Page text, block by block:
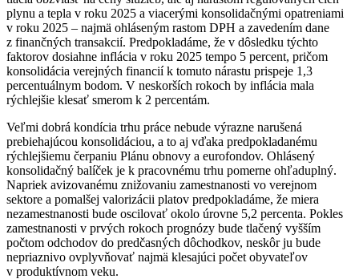
plynu a tepla v roku 2025 a viacerými konsolidačnými opatreniami
v roku 2025 – najmä ohláseným rastom DPH a zavedením dane
z finančných transakcií. Predpokladáme, že v dôsledku týchto
faktorov dosiahne inflácia v roku 2025 tempo 5 percent, pričom
konsolidácia verejných financií k tomuto nárastu prispeje 1,3
percentuálnym bodom. V neskorších rokoch by inflácia mala
rýchlejšie klesať smerom k 2 percentám.
Veľmi dobrá kondícia trhu práce nebude výrazne narušená
prebiehajúcou konsolidáciou, a to aj vďaka predpokladanému
rýchlejšiemu čerpaniu Plánu obnovy a eurofondov. Ohlásený
konsolidačný balíček je k pracovnému trhu pomerne ohľaduplný.
Napriek avizovanému znižovaniu zamestnanosti vo verejnom
sektore a pomalšej valorizácii platov predpokladáme, že miera
nezamestnanosti bude oscilovať okolo úrovne 5,2 percenta. Pokles
zamestnanosti v prvých rokoch prognózy bude tlačený vyšším
počtom odchodov do predčasných dôchodkov, neskôr ju bude
nepriaznivo ovplyvňovať najmä klesajúci počet obyvateľov
v produktívnom veku.